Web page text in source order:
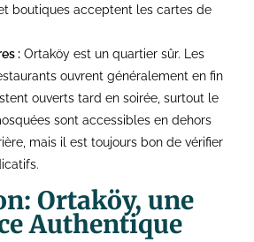
boutiques acceptent les cartes de
: Ortaköy est un quartier sûr. Les
ouvrent généralement en fin
ouverts tard en soirée, surtout le
sont accessibles en dehors
mais il est toujours bon de vérifier
Ortaköy, une
Authentique